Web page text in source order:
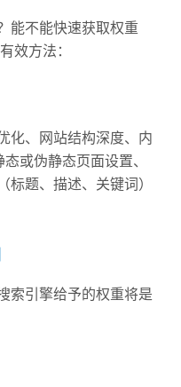
不能快速获取权重
效方法：
、网站结构深度、内
或伪静态页面设置、
标题、描述、关键词）
引擎给予的权重将是